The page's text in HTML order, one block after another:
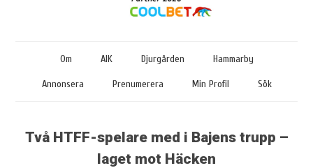
Om AIK Djurgården Hammarby
Annonsera Prenumerera Min Profil Sök
Två HTFF-spelare med i Bajens trupp –
laget mot Häcken